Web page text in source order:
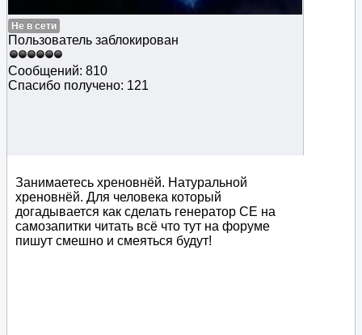
Не в сети
Пользователь заблокирован
Сообщений: 810
Спасибо получено: 121
Занимаетесь хреновнёй. Натуральной
хреновнёй. Для человека который
догадывается как сделать генератор СЕ на
самозапитки читать всё что тут на форуме
пишут смешно и смеяться будут!